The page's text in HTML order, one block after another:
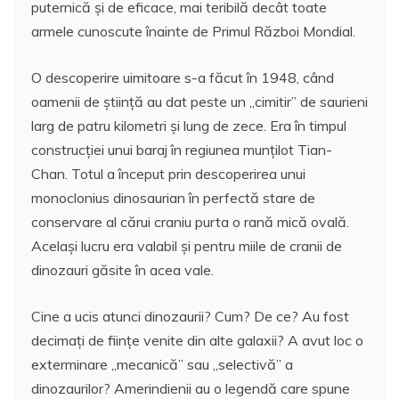
puternică şi de eficace, mai teribilă decât toate
armele cunoscute înainte de Primul Război Mondial.
O descoperire uimitoare s-a făcut în 1948, când
oamenii de ştiinţă au dat peste un „cimitir” de saurieni
larg de patru kilometri şi lung de zece. Era în timpul
construcţiei unui baraj în regiunea munţilot Tian-
Chan. Totul a început prin descoperirea unui
monoclonius dinosaurian în perfectă stare de
conservare al cărui craniu purta o rană mică ovală.
Acelaşi lucru era valabil şi pentru miile de cranii de
dinozauri găsite în acea vale.
Cine a ucis atunci dinozaurii? Cum? De ce? Au fost
decimaţi de fiinţe venite din alte galaxii? A avut loc o
exterminare „mecanică” sau „selectivă” a
dinozaurilor? Amerindienii au o legendă care spune